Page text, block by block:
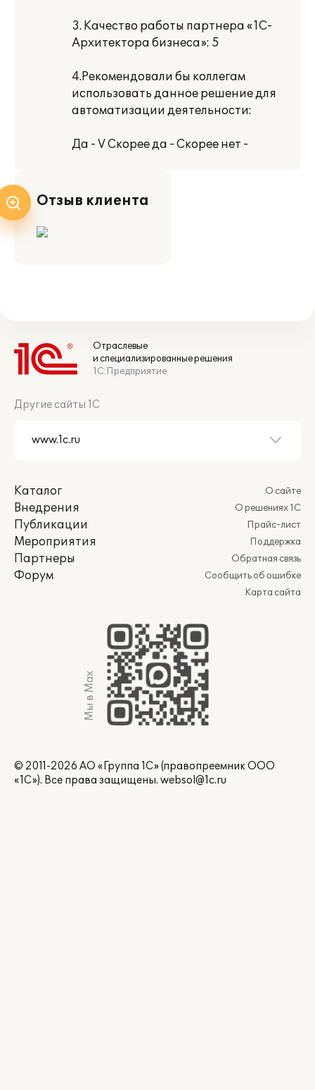
3. Качество работы партнера «1С-
Архитектора бизнеса»: 5
4.Рекомендовали бы коллегам
использовать данное решение для
автоматизации деятельности:
Да - V Скорее да - Скорее нет -
Отзыв клиента
Отраслевые
и специализированные решения
1С:Предприятие
Другие сайты 1С
Каталог
Внедрения
Публикации
Мероприятия
Партнеры
Форум
О сайте
О решениях 1С
Прайс-лист
Поддержка
Обратная связь
Сообщить об ошибке
Карта сайта
Мы в Max
© 2011-2026 АО «Группа 1С» (правопреемник ООО
«1С»). Все права защищены. websol@1c.ru